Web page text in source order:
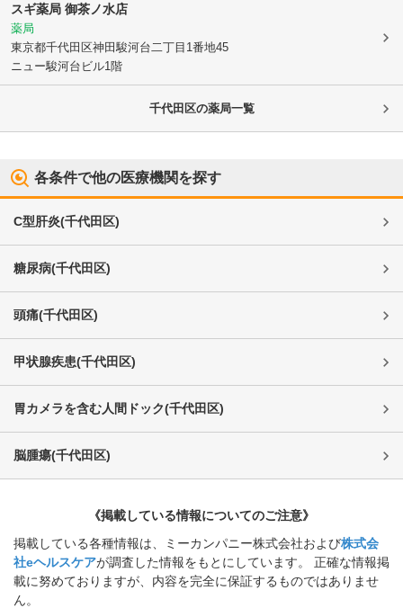
スギ薬局 御茶ノ水店
薬局
東京都千代田区神田駿河台二丁目1番地45
ニュー駿河台ビル1階
千代田区の薬局一覧
各条件で他の医療機関を探す
C型肝炎(千代田区)
糖尿病(千代田区)
頭痛(千代田区)
甲状腺疾患(千代田区)
胃カメラを含む人間ドック(千代田区)
脳腫瘍(千代田区)
《掲載している情報についてのご注意》
掲載している各種情報は、ミーカンパニー株式会社および株式会
社eヘルスケアが調査した情報をもとにしています。 正確な情報掲
載に努めておりますが、内容を完全に保証するものではありませ
ん。